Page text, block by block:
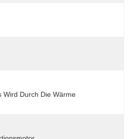
Wird Durch Die Wärme